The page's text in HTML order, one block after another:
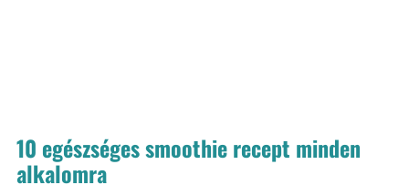
10 egészséges smoothie recept minden
alkalomra